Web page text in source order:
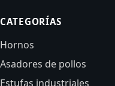
CATEGORÍAS
Hornos
Asadores de pollos
Estufas industriales